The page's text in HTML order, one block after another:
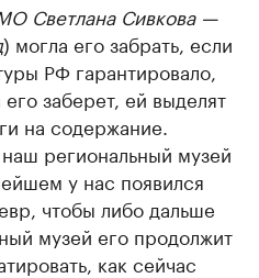
Светлана Сивкова —
) могла его забрать, если
РФ гарантировало,
заберет, ей выделят
на содержание.
региональный музей
у нас появился
чтобы либо дальше
музей его продолжит
как сейчас